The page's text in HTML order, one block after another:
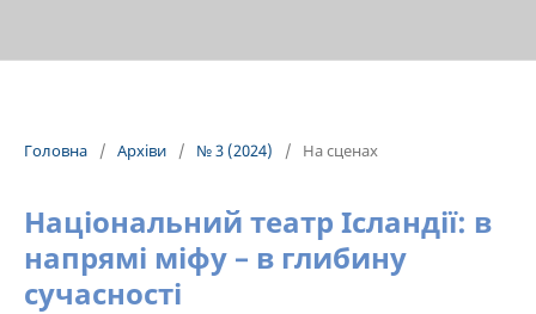
Головна / Архіви / № 3 (2024) / На сценах
Національний театр Ісландії: в
напрямі міфу – в глибину
сучасності